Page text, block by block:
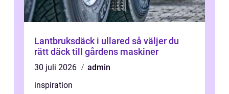
Lantbruksdäck i ullared så väljer du
rätt däck till gårdens maskiner
30 juli 2026
admin
inspiration